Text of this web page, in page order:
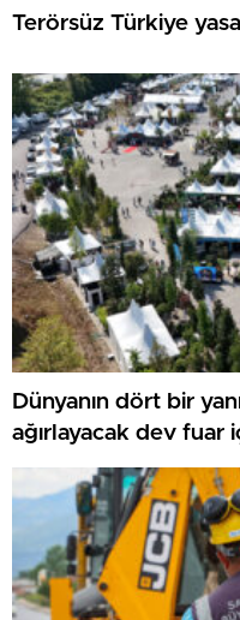
Terörsüz Türkiye
Dünyanın dört bir
ağırlayacak dev fuar